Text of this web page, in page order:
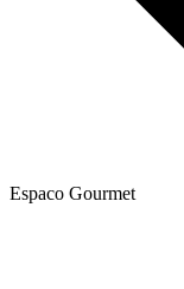
Espaco Gourmet